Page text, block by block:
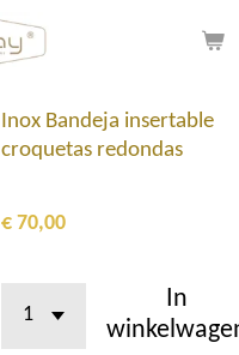
Inox Bandeja insertable
croquetas redondas
€ 70,00
In